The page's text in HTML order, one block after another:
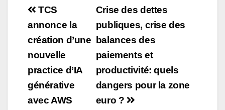
Navigation
de
l’article
Crise des dettes
publiques, crise des
balances des
paiements et
productivité: quels
dangers pour la zone
euro ?
TCS
annonce la
création d’une
nouvelle
practice d’IA
générative
avec AWS